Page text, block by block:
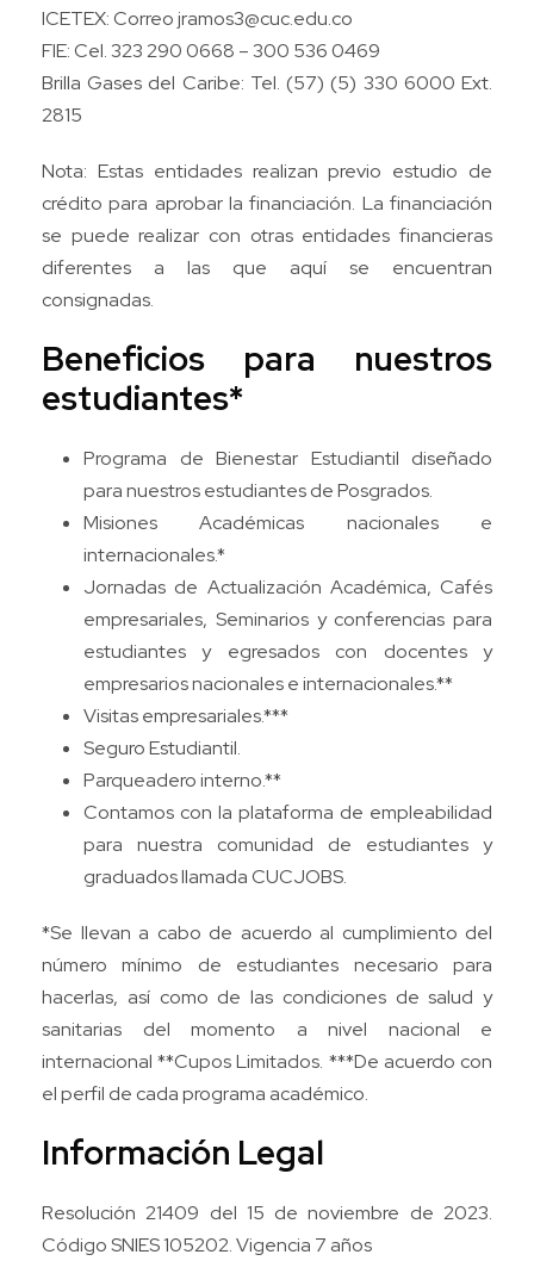
ICETEX: Correo jramos3@cuc.edu.co
FIE: Cel. 323 290 0668 – 300 536 0469
Brilla Gases del Caribe: Tel. (57) (5) 330 6000 Ext.
2815
Nota: Estas entidades realizan previo estudio de
crédito para aprobar la financiación. La financiación
se puede realizar con otras entidades financieras
diferentes a las que aquí se encuentran
consignadas.
Beneficios para nuestros
estudiantes*
Programa de Bienestar Estudiantil diseñado
para nuestros estudiantes de Posgrados.
Misiones Académicas nacionales e
internacionales.*
Jornadas de Actualización Académica, Cafés
empresariales, Seminarios y conferencias para
estudiantes y egresados con docentes y
empresarios nacionales e internacionales.**
Visitas empresariales.***
Seguro Estudiantil.
Parqueadero interno.**
Contamos con la plataforma de empleabilidad
para nuestra comunidad de estudiantes y
graduados llamada CUCJOBS.
*Se llevan a cabo de acuerdo al cumplimiento del
número mínimo de estudiantes necesario para
hacerlas, así como de las condiciones de salud y
sanitarias del momento a nivel nacional e
internacional **Cupos Limitados. ***De acuerdo con
el perfil de cada programa académico.
Información Legal
Resolución 21409 del 15 de noviembre de 2023.
Código SNIES 105202. Vigencia 7 años